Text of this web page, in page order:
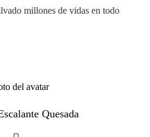
millones de vidas en todo
Quesada